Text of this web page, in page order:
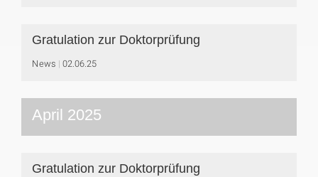
Gratulation zur Doktorprüfung
News 02.06.25
April 2025
Gratulation zur Doktorprüfung